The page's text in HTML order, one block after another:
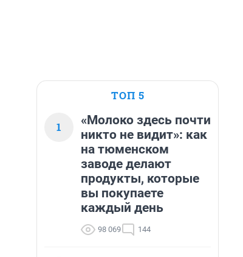
ТОП 5
1
«Молоко здесь почти
никто не видит»: как
на тюменском
заводе делают
продукты, которые
вы покупаете
каждый день
98 069 144